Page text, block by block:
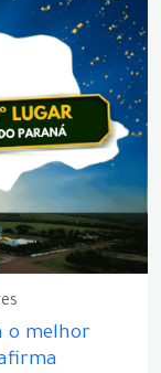
o melhor